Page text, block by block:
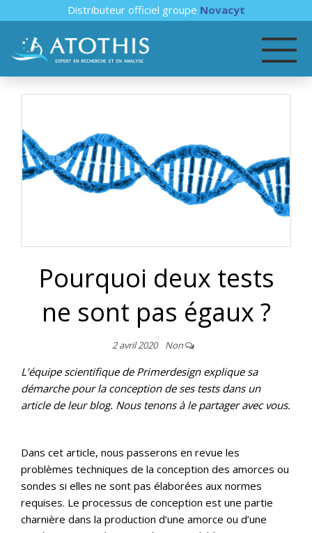
Distributeur officiel groupe Novacyt
Pourquoi deux tests
ne sont pas égaux ?
2 avril 2020 Non
L’équipe scientifique de Primerdesign explique sa
démarche pour la conception de ses tests dans un
article de leur blog. Nous tenons à le partager avec vous.
Dans cet article, nous passerons en revue les
problèmes techniques de la conception des amorces ou
sondes si elles ne sont pas élaborées aux normes
requises. Le processus de conception est une partie
charnière dans la production d’une amorce ou d’une